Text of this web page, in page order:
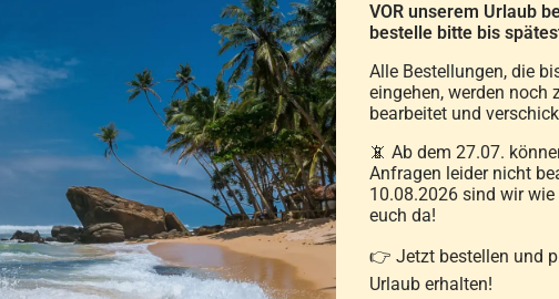
Kann die
Was ist ein 3-
Was ist die
Sind die Bettwaren
Welchen Einfluss
Was ist das Kinder-
VOR unserem Urlaub
bestelle bitte bis
Alle Bestellungen, die
eingehen, werden noch
bearbeitet und
📵 Ab dem 27.07.
Anfragen leider nicht
10.08.2026 sind wir
euch da!
👉 Jetzt bestellen und
Urlaub erhalten!